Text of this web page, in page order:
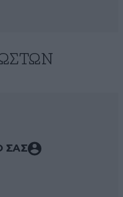
ΣΑΣ